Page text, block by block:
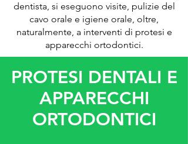
dentista, si eseguono visite, pulizie del
cavo orale e igiene orale, oltre,
naturalmente, a interventi di protesi e
apparecchi ortodontici.
PROTESI DENTALI E
APPARECCHI
ORTODONTICI